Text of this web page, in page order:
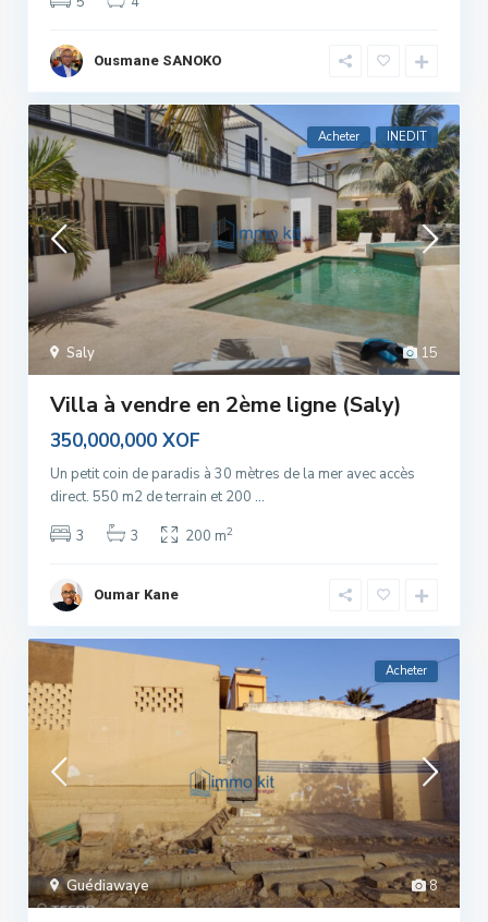
Ousmane SANOKO
15
Saly
Acheter INEDIT
Villa à vendre en 2ème ligne (Saly)
350,000,000 XOF
Un petit coin de paradis à 30 mètres de la mer avec accès
direct. 550 m2 de terrain et 200 ...
3
3 200 m2
Oumar Kane
8
Guédiawaye
Acheter